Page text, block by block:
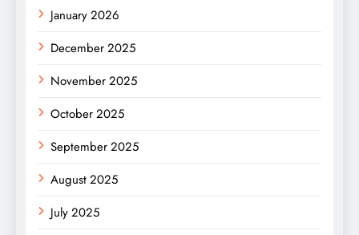
January 2026
December 2025
November 2025
October 2025
September 2025
August 2025
July 2025